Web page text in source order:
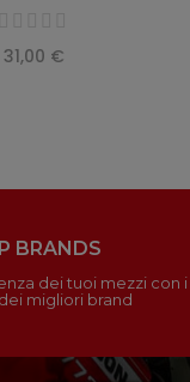
31,00 €
BRANDS
dei tuoi mezzi con i
migliori brand